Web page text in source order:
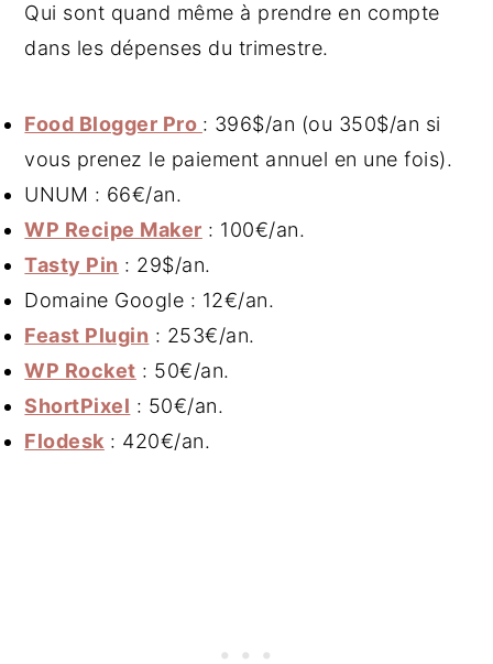
Qui sont quand même à prendre en compte
dans les dépenses du trimestre.
Food Blogger Pro : 396$/an (ou 350$/an si
vous prenez le paiement annuel en une fois).
UNUM : 66€/an.
WP Recipe Maker : 100€/an.
Tasty Pin : 29$/an.
Domaine Google : 12€/an.
Feast Plugin : 253€/an.
WP Rocket : 50€/an.
ShortPixel : 50€/an.
Flodesk : 420€/an.